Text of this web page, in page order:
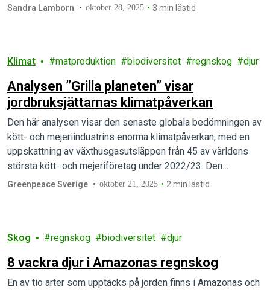
Sandra Lamborn oktober 28, 2025 3 min lästid
Klimat matproduktion biodiversitet regnskog djur
Analysen ”Grilla planeten” visar
jordbruksjättarnas klimatpåverkan
Den här analysen visar den senaste globala bedömningen av
kött- och mejeriindustrins enorma klimatpåverkan, med en
uppskattning av växthusgasutsläppen från 45 av världens
största kött- och mejeriföretag under 2022/23. Den…
Greenpeace Sverige oktober 21, 2025 2 min lästid
Skog regnskog biodiversitet djur
8 vackra djur i Amazonas regnskog
En av tio arter som upptäcks på jorden finns i Amazonas och